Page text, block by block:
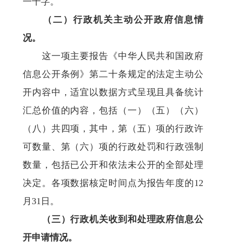
（二）行政机关主动公开政府信息情
况。
这一项主要报告《中华人民共和国政府
信息公开条例》第二十条规定的法定主动公
开内容中，适宜以数据方式呈现且具备统计
汇总价值的内容，包括（一）（五）（六）
（八）共四项，其中，第（五）项的行政许
可数量、第（六）项的行政处罚和行政强制
数量，包括已公开和依法未公开的全部处理
决定。各项数据核定时间点为报告年度的12
月31日。
（三）行政机关收到和处理政府信息公
开申请情况。